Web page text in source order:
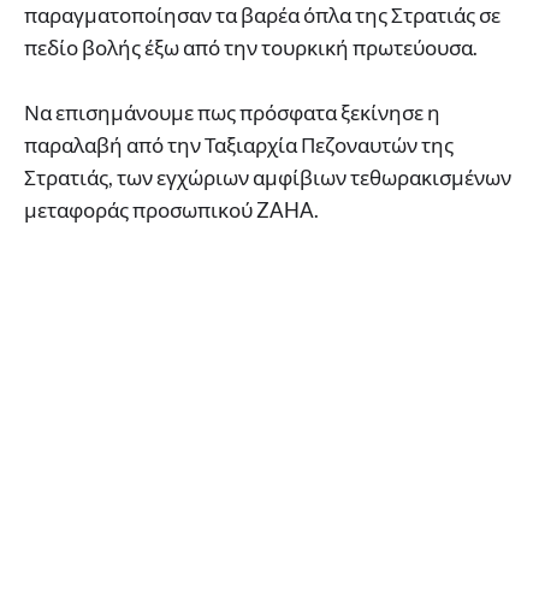
παραγματοποίησαν τα βαρέα όπλα της Στρατιάς σε
πεδίο βολής έξω από την τουρκική πρωτεύουσα.
Να επισημάνουμε πως πρόσφατα ξεκίνησε η
παραλαβή από την Ταξιαρχία Πεζοναυτών της
Στρατιάς, των εγχώριων αμφίβιων τεθωρακισμένων
μεταφοράς προσωπικού ZAHA.